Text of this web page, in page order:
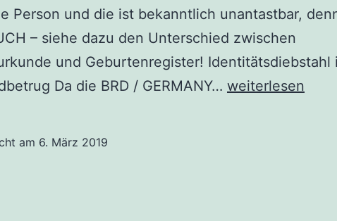
Person und die ist bekanntlich unantastbar,
– siehe dazu den Unterschied zwischen
und Geburtenregister! Identitätsdiebstahl
Da die BRD / GERMANY… IRS
weiterlesen
am 6. März 2019